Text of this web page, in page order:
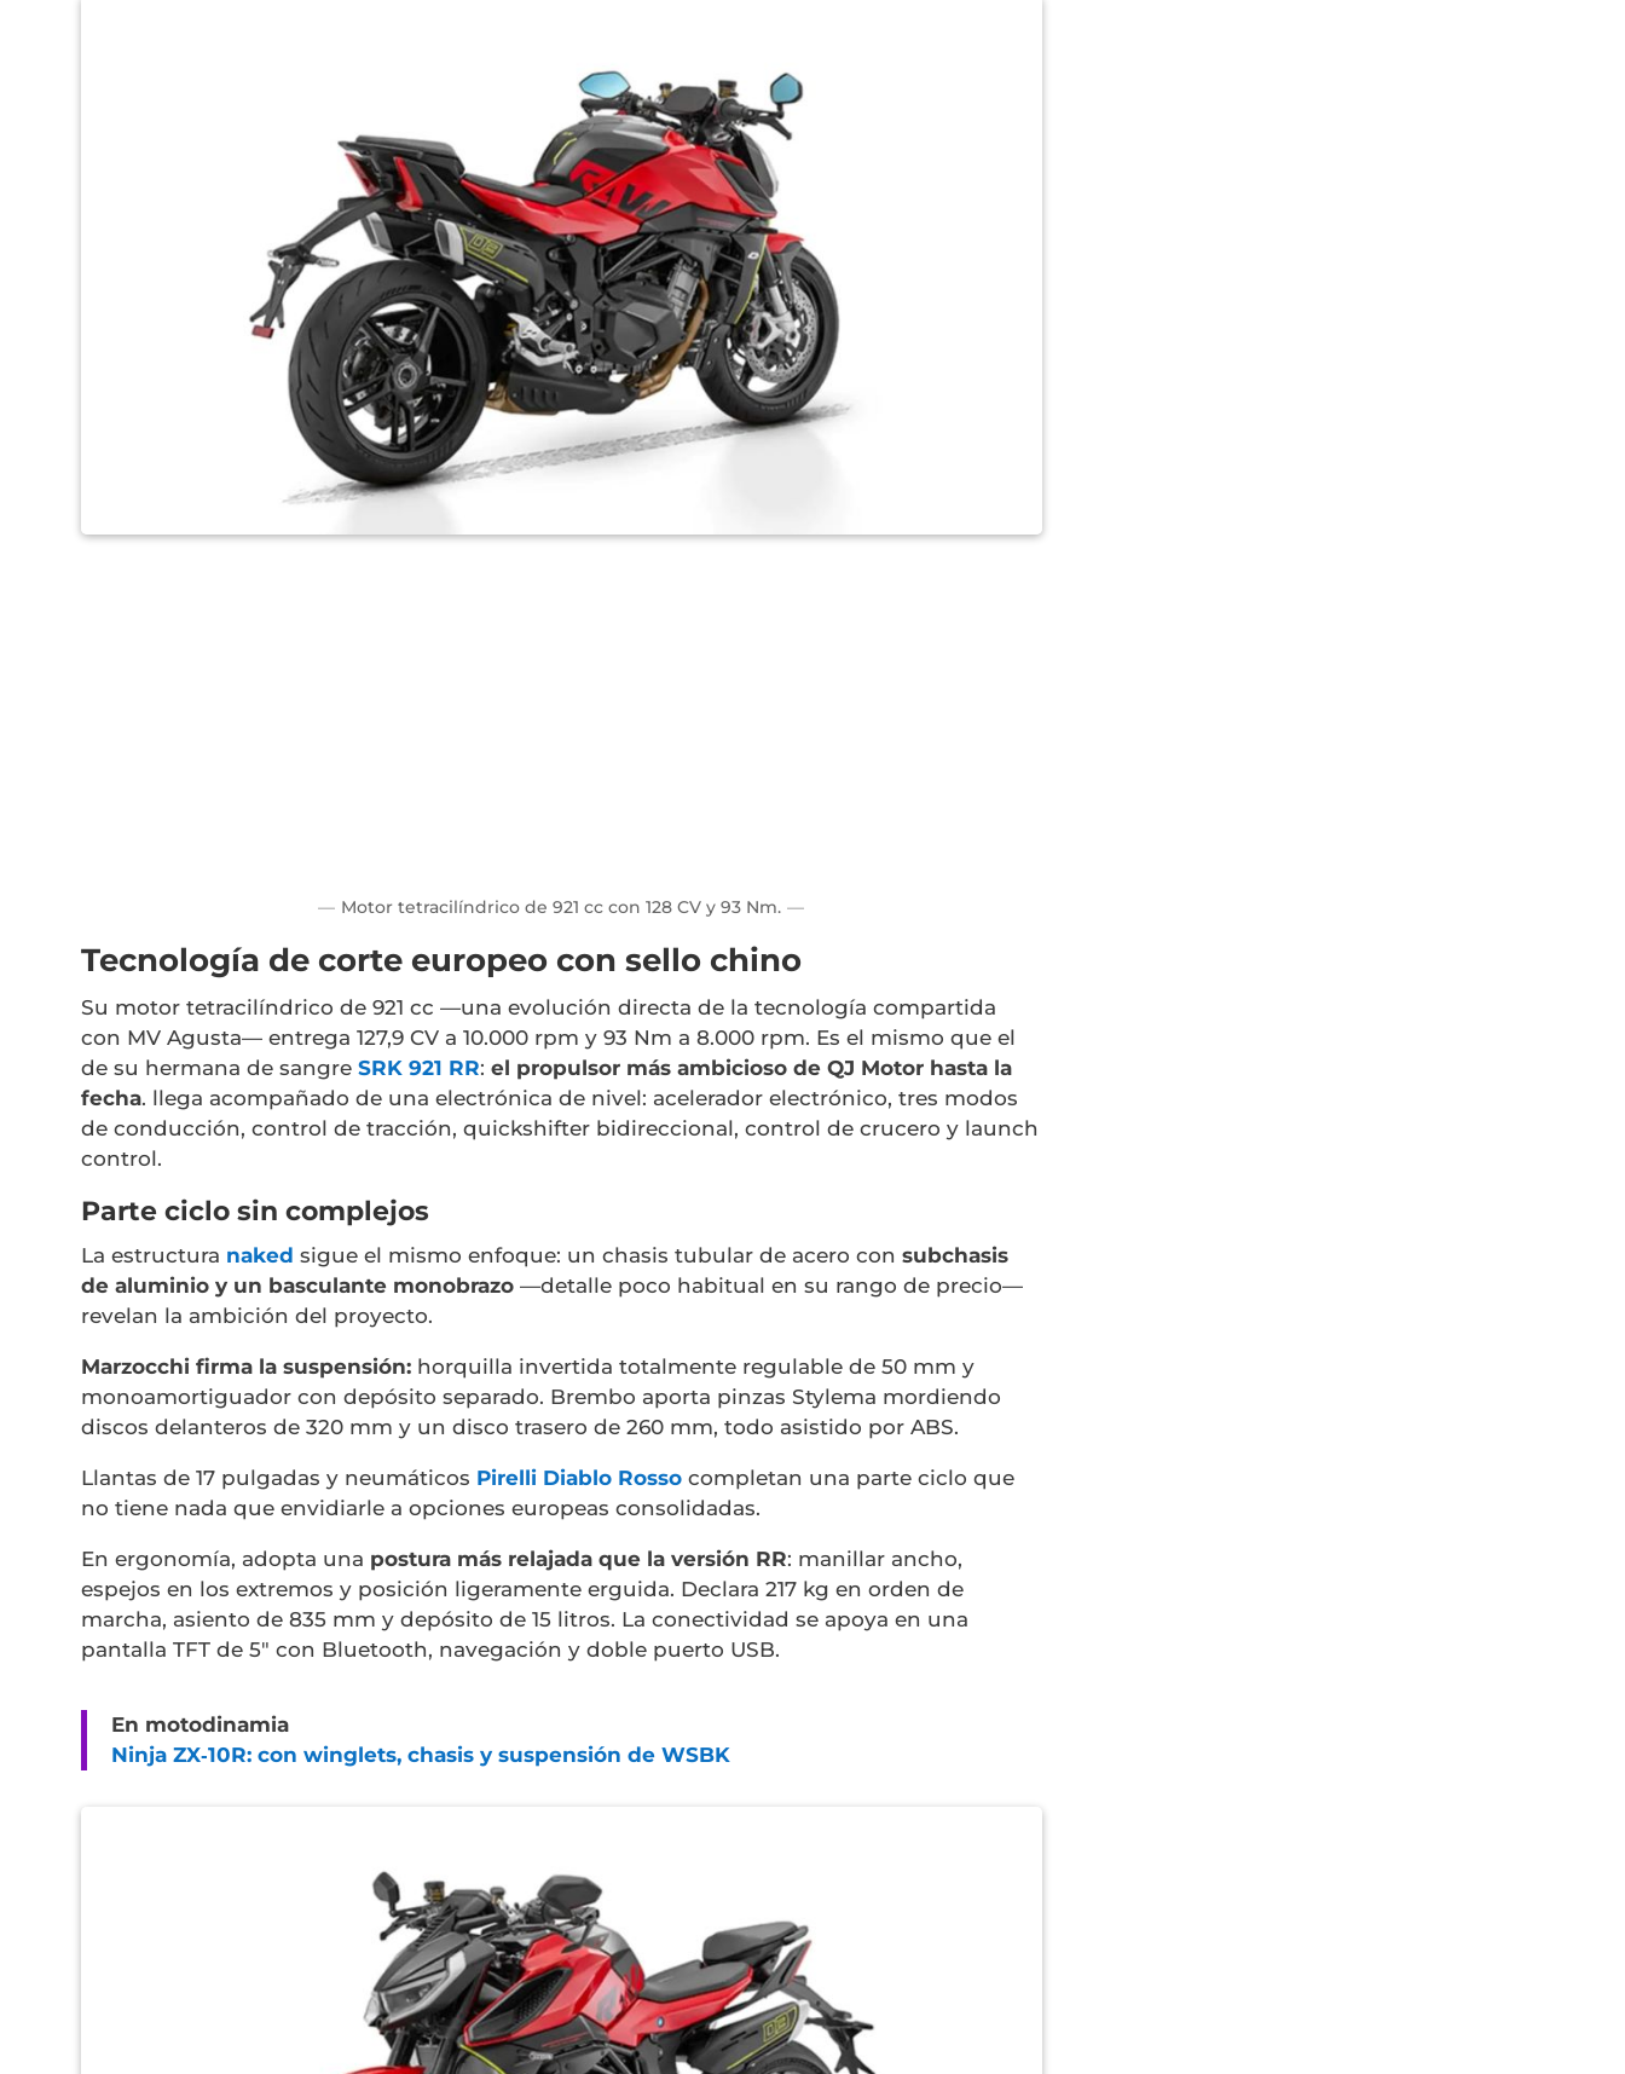
Motor tetracilíndrico de 921 cc con 128 CV y 93 Nm.
Tecnología de corte europeo con sello chino
Su motor tetracilíndrico de 921 cc —una evolución directa de la tecnología compartida
con MV Agusta— entrega 127,9 CV a 10.000 rpm y 93 Nm a 8.000 rpm. Es el mismo que el
de su hermana de sangreSRK 921 RR:el propulsor más ambicioso de QJ Motor hasta la
fecha. llega acompañado de una electrónica de nivel: acelerador electrónico, tres modos
de conducción, control de tracción, quickshifter bidireccional, control de crucero y launch
control.
Parte ciclo sin complejos
La estructura naked sigue el mismo enfoque: un chasis tubular de acero consubchasis
de aluminio y un basculante monobrazo —detalle poco habitual en su rango de precio—
revelan la ambición del proyecto.
Marzocchi firma la suspensión: horquilla invertida totalmente regulable de 50 mm y
monoamortiguador con depósito separado. Brembo aporta pinzas Stylema mordiendo
discos delanteros de 320 mm y un disco trasero de 260 mm, todo asistido por ABS.
Llantas de 17 pulgadas y neumáticos Pirelli Diablo Rosso completan una parte ciclo que
no tiene nada que envidiarle a opciones europeas consolidadas.
En ergonomía, adopta una postura más relajada que la versión RR: manillar ancho,
espejos en los extremos y posición ligeramente erguida. Declara 217 kg en orden de
marcha, asiento de 835 mm y depósito de 15 litros. La conectividad se apoya en una
pantalla TFT de 5″ con Bluetooth, navegación y doble puerto USB.
En motodinamia
Ninja ZX‑10R: con winglets, chasis y suspensión de WSBK